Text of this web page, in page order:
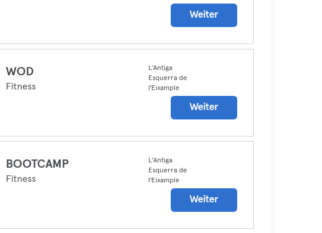
Weiter
WOD
Fitness
L'Antiga
Esquerra de
l'Eixample
Weiter
BOOTCAMP
Fitness
L'Antiga
Esquerra de
l'Eixample
Weiter